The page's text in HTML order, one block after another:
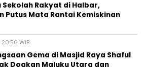
Rakyat di Halbar,
Putus Mata Rantai Kemiskinan
WIB
Gema di Masjid Raya Shaful
Doakan Maluku Utara dan